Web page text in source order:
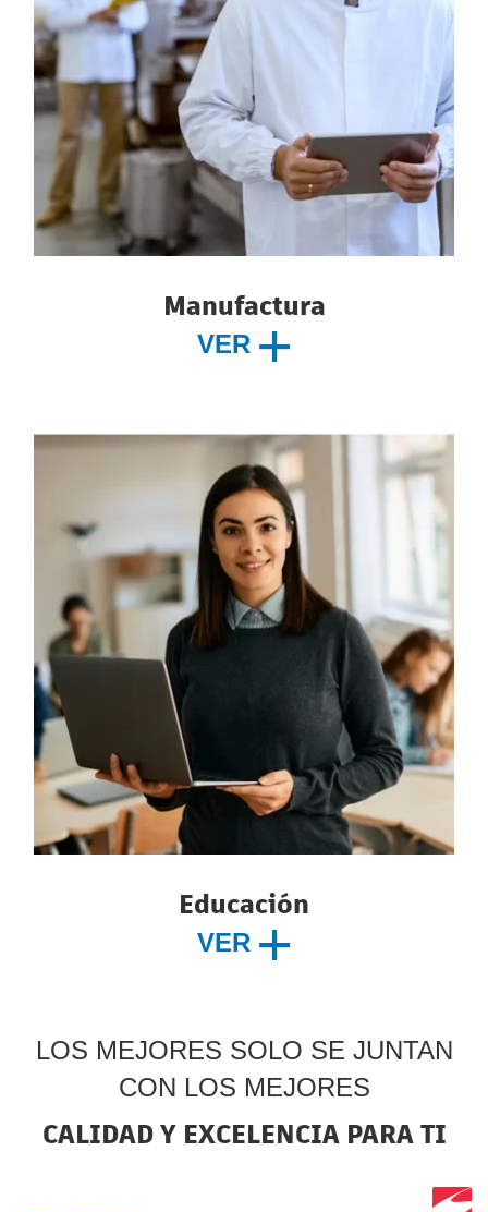
Manufactura
VER
Educación
VER
LOS MEJORES SOLO SE JUNTAN
CON LOS MEJORES
CALIDAD Y EXCELENCIA PARA TI